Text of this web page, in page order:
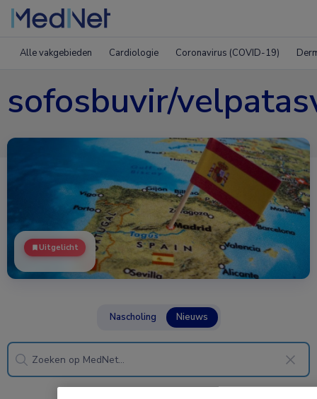
Alle vakgebieden Cardiologie Coronavirus (COVID-19)
sofosbuvir/
Uitgelicht
Nascholing Nieuws